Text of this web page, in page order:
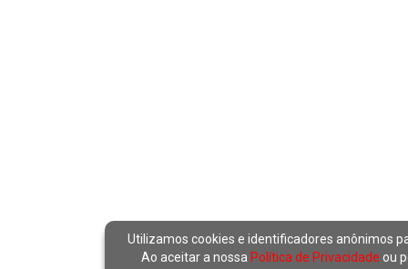
Utilizamos cookies e identificadores anônimos
Ao aceitar a nossa Política de Privacidade ou